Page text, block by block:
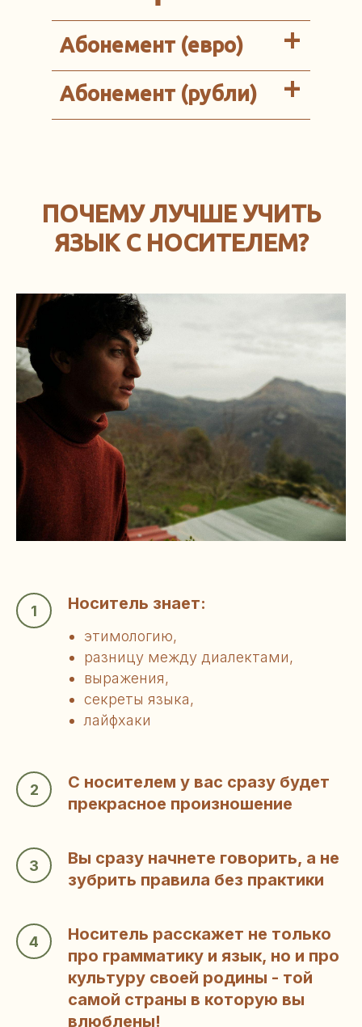
Абонемент (евро) +
Абонемент (рубли) +
ПОЧЕМУ ЛУЧШЕ УЧИТЬ
ЯЗЫК С НОСИТЕЛЕМ?
Носитель знает:
этимологию,
разницу между диалектами,
выражения,
секреты языка,
лайфхаки
С носителем у вас сразу будет
прекрасное произношение
Вы сразу начнете говорить, а не
зубрить правила без практики
Носитель расскажет не только
про грамматику и язык, но и про
культуру своей родины - той
самой страны в которую вы
влюблены!